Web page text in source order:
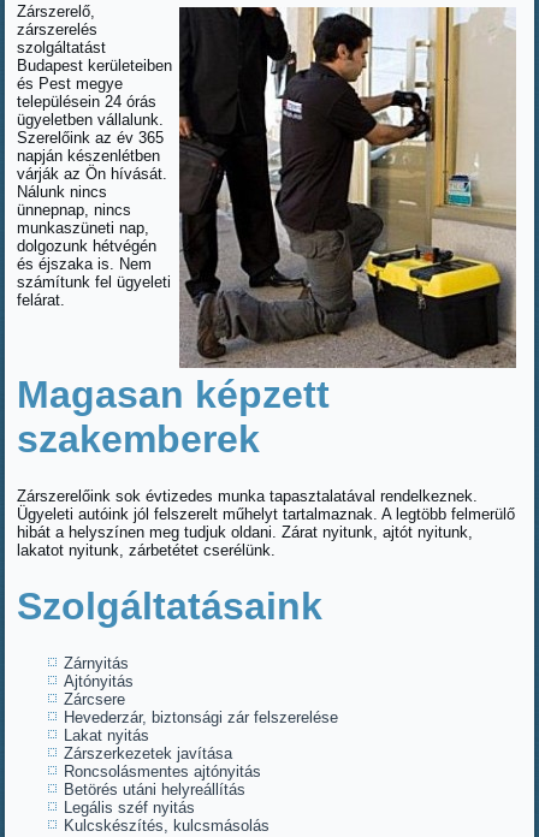
Zárszerelő,
zárszerelés
szolgáltatást
Budapest kerületeiben
és Pest megye
településein 24 órás
ügyeletben vállalunk.
Szerelőink az év 365
napján készenlétben
várják az Ön hívását.
Nálunk nincs
ünnepnap, nincs
munkaszüneti nap,
dolgozunk hétvégén
és éjszaka is. Nem
számítunk fel ügyeleti
felárat.
Magasan képzett
szakemberek
Zárszerelőink sok évtizedes munka tapasztalatával rendelkeznek.
Ügyeleti autóink jól felszerelt műhelyt tartalmaznak. A legtöbb felmerülő
hibát a helyszínen meg tudjuk oldani. Zárat nyitunk, ajtót nyitunk,
lakatot nyitunk, zárbetétet cserélünk.
Szolgáltatásaink
Zárnyitás
Ajtónyitás
Zárcsere
Hevederzár, biztonsági zár felszerelése
Lakat nyitás
Zárszerkezetek javítása
Roncsolásmentes ajtónyitás
Betörés utáni helyreállítás
Legális széf nyitás
Kulcskészítés, kulcsmásolás